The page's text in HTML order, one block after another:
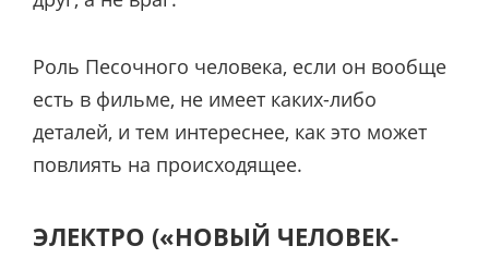
Роль Песочного человека, если он вообще
есть в фильме, не имеет каких-либо
деталей, и тем интереснее, как это может
повлиять на происходящее.
ЭЛЕКТРО («НОВЫЙ ЧЕЛОВЕК-